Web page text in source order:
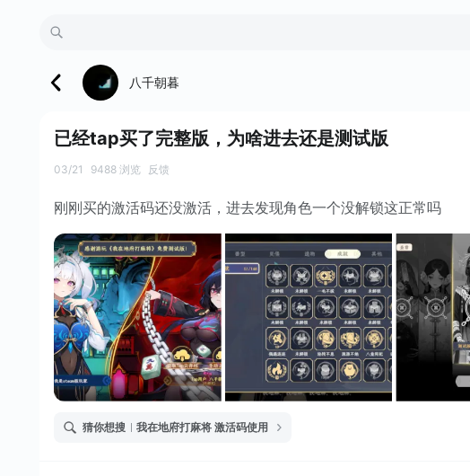
八千朝暮
已经tap买了完整版，为啥进去还是测试版
03/21 9488 浏览 反馈
刚刚买的激活码还没激活，进去发现角色一个没解锁这正常吗
猜你想搜 我在地府打麻将 激活码使用